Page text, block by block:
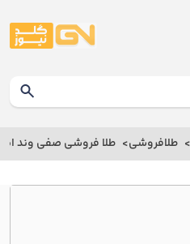
طلافروشی طلا فروشی صفي وند